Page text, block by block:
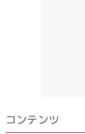
コンテンツ